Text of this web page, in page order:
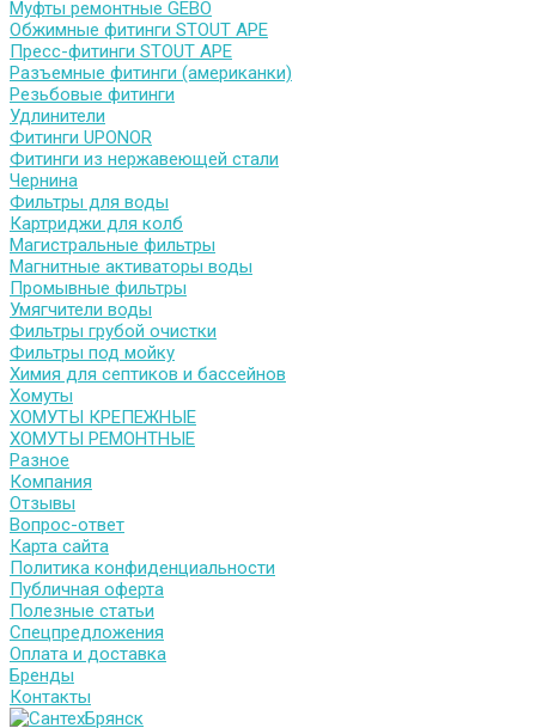
Муфты ремонтные GEBO
Обжимные фитинги STOUT APE
Пресс-фитинги STOUT APE
Разъемные фитинги (американки)
Резьбовые фитинги
Удлинители
Фитинги UPONOR
Фитинги из нержавеющей стали
Чернина
Фильтры для воды
Картриджи для колб
Магистральные фильтры
Магнитные активаторы воды
Промывные фильтры
Умягчители воды
Фильтры грубой очистки
Фильтры под мойку
Химия для септиков и бассейнов
Хомуты
ХОМУТЫ КРЕПЕЖНЫЕ
ХОМУТЫ РЕМОНТНЫЕ
Разное
Компания
Отзывы
Вопрос-ответ
Карта сайта
Политика конфиденциальности
Публичная оферта
Полезные статьи
Спецпредложения
Оплата и доставка
Бренды
Контакты